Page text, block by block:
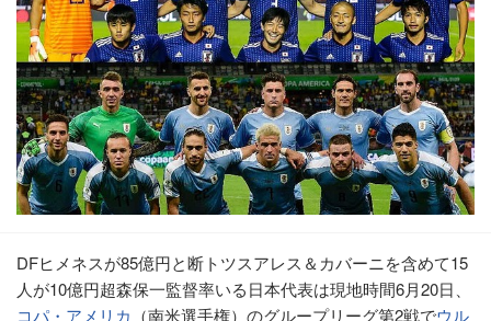
DFヒメネスが85億円と断トツスアレス＆カバーニを含めて15
人が10億円超森保一監督率いる日本代表は現地時間6月20日、
コパ・アメリカ （南米選手権）のグループリーグ第2戦でウル